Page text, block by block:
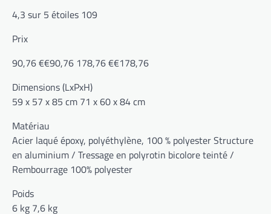
4,3 sur 5 étoiles 109
Prix
90,76 €€90,76 178,76 €€178,76
Dimensions (LxPxH)
59 x 57 x 85 cm 71 x 60 x 84 cm
Matériau
Acier laqué époxy, polyéthylène, 100 % polyester Structure
en aluminium / Tressage en polyrotin bicolore teinté /
Rembourrage 100% polyester
Poids
6 kg 7,6 kg